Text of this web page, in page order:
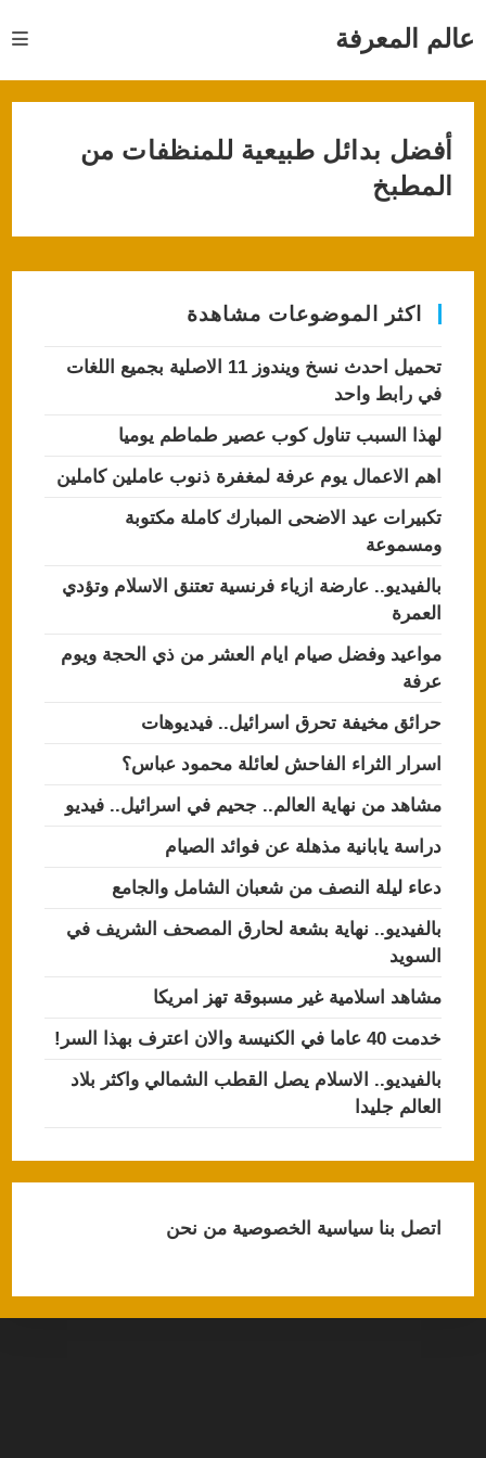
عالم المعرفة
أفضل بدائل طبيعية للمنظفات من
المطبخ
اكثر الموضوعات مشاهدة
تحميل احدث نسخ ويندوز 11 الاصلية بجميع اللغات
في رابط واحد
لهذا السبب تناول كوب عصير طماطم يوميا
اهم الاعمال يوم عرفة لمغفرة ذنوب عاملين كاملين
تكبيرات عيد الاضحى المبارك كاملة مكتوبة
ومسموعة
بالفيديو.. عارضة ازياء فرنسية تعتنق الاسلام وتؤدي
العمرة
مواعيد وفضل صيام ايام العشر من ذي الحجة ويوم
عرفة
حرائق مخيفة تحرق اسرائيل.. فيديوهات
اسرار الثراء الفاحش لعائلة محمود عباس؟
مشاهد من نهاية العالم.. جحيم في اسرائيل.. فيديو
دراسة يابانية مذهلة عن فوائد الصيام
دعاء ليلة النصف من شعبان الشامل والجامع
بالفيديو.. نهاية بشعة لحارق المصحف الشريف في
السويد
مشاهد اسلامية غير مسبوقة تهز امريكا
خدمت 40 عاما في الكنيسة والان اعترف بهذا السر!
بالفيديو.. الاسلام يصل القطب الشمالي واكثر بلاد
العالم جليدا
اتصل بناسياسية الخصوصيةمن نحن